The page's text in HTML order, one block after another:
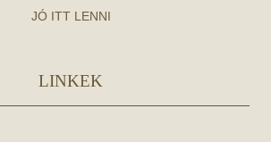
JÓ ITT LENNI
LINKEK